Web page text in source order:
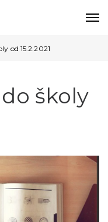
od 15.2.2021
školy